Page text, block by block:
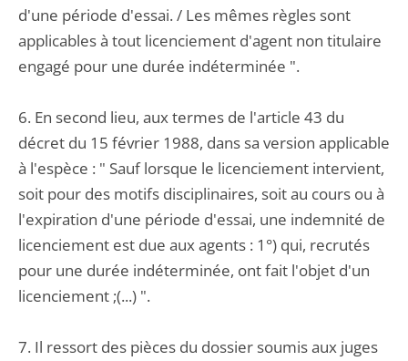
d'une période d'essai. / Les mêmes règles sont
applicables à tout licenciement d'agent non titulaire
engagé pour une durée indéterminée ".
6. En second lieu, aux termes de l'article 43 du
décret du 15 février 1988, dans sa version applicable
à l'espèce : " Sauf lorsque le licenciement intervient,
soit pour des motifs disciplinaires, soit au cours ou à
l'expiration d'une période d'essai, une indemnité de
licenciement est due aux agents : 1°) qui, recrutés
pour une durée indéterminée, ont fait l'objet d'un
licenciement ;(...) ".
7. Il ressort des pièces du dossier soumis aux juges